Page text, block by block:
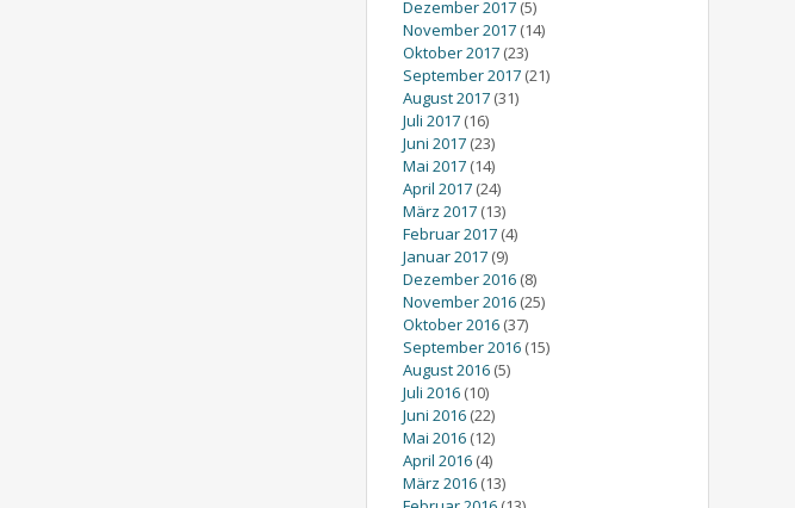
Dezember 2017 (5)
November 2017 (14)
Oktober 2017 (23)
September 2017 (21)
August 2017 (31)
Juli 2017 (16)
Juni 2017 (23)
Mai 2017 (14)
April 2017 (24)
März 2017 (13)
Februar 2017 (4)
Januar 2017 (9)
Dezember 2016 (8)
November 2016 (25)
Oktober 2016 (37)
September 2016 (15)
August 2016 (5)
Juli 2016 (10)
Juni 2016 (22)
Mai 2016 (12)
April 2016 (4)
März 2016 (13)